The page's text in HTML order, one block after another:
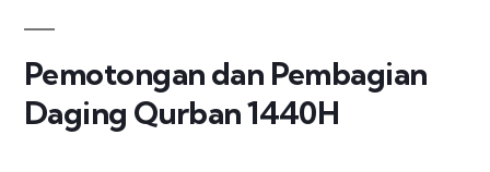
Pemotongan dan Pembagian
Daging Qurban 1440H